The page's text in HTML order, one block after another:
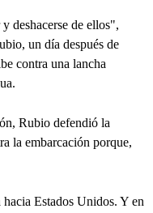
deshacerse de ellos",
un día después de
contra una lancha
Rubio defendió la
la embarcación porque,
Estados Unidos. Y en